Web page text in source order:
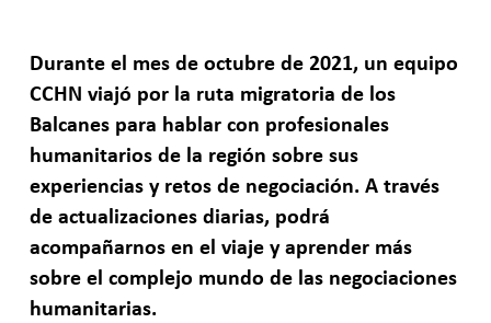
Durante el mes de octubre de 2021, un equipo
CCHN viajó por la ruta migratoria de los
Balcanes para hablar con profesionales
humanitarios de la región sobre sus
experiencias y retos de negociación.A través
de actualizaciones diarias, podrá
acompañarnos en el viaje y aprender más
sobre el complejo mundo de las negociaciones
humanitarias.